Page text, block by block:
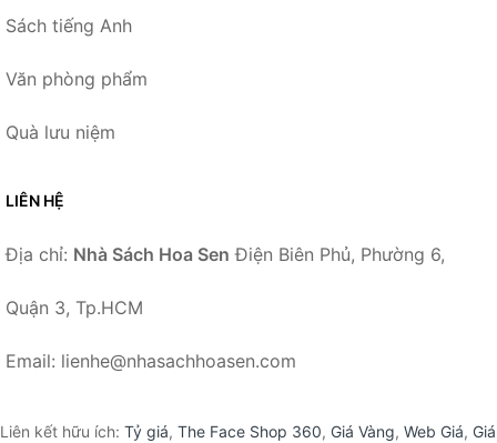
Sách tiếng Anh
Văn phòng phẩm
Quà lưu niệm
LIÊN HỆ
Địa chỉ: Nhà Sách Hoa Sen Điện Biên Phủ, Phường 6,
Quận 3, Tp.HCM
Email: lienhe@nhasachhoasen.com
Liên kết hữu ích: Tỷ giá, The Face Shop 360, Giá Vàng, Web Giá, Giá